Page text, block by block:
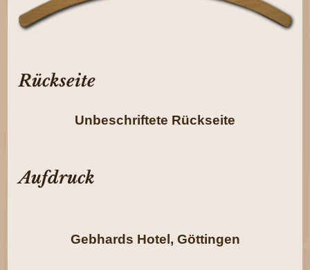
Rückseite
Unbeschriftete Rückseite
Aufdruck
Gebhards Hotel, Göttingen